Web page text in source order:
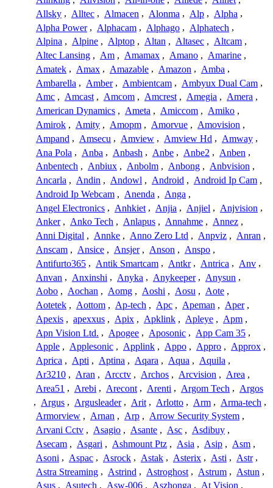
Allsky , Alltec , Almacen , Alonma , Alp , Alpha ,
Alpha Power , Alphacam , Alphago , Alphatech ,
Alpina , Alpine , Alptop , Altan , Altasec , Altcam ,
Altec Lansing , Am , Amamax , Amano , Amarine ,
Amatek , Amax , Amazable , Amazon , Amba ,
Ambarella , Amber , Ambientcam , Ambyux Dual Cam ,
Amc , Amcast , Amcom , Amcrest , Amegia , Amera ,
American Dynamics , Ameta , Amiccom , Amiko ,
Amirok , Amity , Amopm , Amorvue , Amovision ,
Ampand , Amsecu , Amview , Amview Hd , Amway ,
Ana Pola , Anba , Anbash , Anbe , Anbe2 , Anben ,
Anbentech , Anbiux , Anbolm , Anbong , Anbvision ,
Ancarla , Andin , Andowl , Android , Android Ip Cam ,
Android Ip Webcam , Anenda , Anga ,
Angel Electronics , Anhkiet , Anjia , Anjiel , Anjvision ,
Anker , Anko Tech , Anlapus , Annahme , Annez ,
Anni Digital , Annke , Anno Zero Ltd , Anpviz , Anran ,
Anscam , Ansice , Ansjer , Anson , Anspo ,
Antifurto365 , Antik Smartcam , Antkr , Antrica , Anv ,
Anvan , Anxinshi , Anyka , Anykeeper , Anysun ,
Aobo , Aochan , Aomg , Aoshi , Aosu , Aote ,
Aotetek , Aottom , Ap-tech , Apc , Apeman , Aper ,
Apexis , apexxus , Apix , Apklink , Apleye , Apm ,
Apn Vision Ltd. , Apogee , Aposonic , App Cam 35 ,
Apple , Applesonic , Applink , Appo , Appro , Approx ,
Aprica , Apti , Aptina , Aqara , Aqua , Aquila ,
Ar3210 , Aran , Arcctv , Archos , Arcvision , Area ,
Area51 , Arebi , Arecont , Arenti , Argom Tech , Argos
, Argus , Argusleader , Arit , Arlotto , Arm , Arma-tech ,
Armorview , Arnan , Arp , Arrow Security System ,
Arvani Cctv , Asagio , Asante , Asc , Asdibuy ,
Asecam , Asgari , Ashmount Ptz , Asia , Asip , Asm ,
Asoni , Aspac , Asrock , Astak , Asterix , Asti , Astr ,
Astra Streaming , Astrind , Astroghost , Astrum , Astun ,
Asus , Asutech , Asw-006 , Aszhonga , At Vision ,